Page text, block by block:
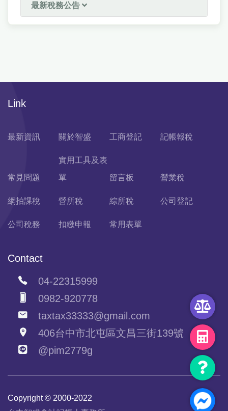
最新稅務公告
Link
最新資訊 關於智盛 工商登記 記帳報稅
常見問題
實用工具及表
單
留言板 營業稅
網拍課稅 營所稅 綜所稅 公司登記
公司稅務 扣繳申報 常用表單
Contact
04-22315999
0982-920778
taxtax33333@gmail.com
406台中市北屯區文昌三街139號
@pim2779g
Copyright © 2000-2022